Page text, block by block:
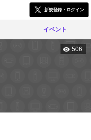
新規登録・ログイン
イベント
506